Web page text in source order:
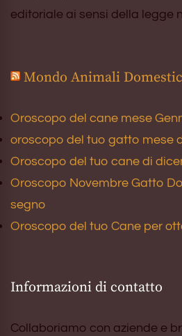
editoriale ai sensi della legge
Mondo Animali
Oroscopo del cane mese
oroscopo del tuo gatto mese
Oroscopo del tuo cane di
Oroscopo Novembre Gatto
segno
Oroscopo del tuo Cane per
Informazioni di contatto
Collaboriamo con aziende e